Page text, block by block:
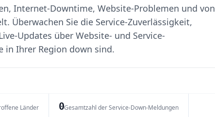
Internet-Downtime, Website-Problemen und von
Überwachen Sie die Service-Zuverlässigkeit,
Updates über Website- und Service-
in Ihrer Region down sind.
Länder 0Gesamtzahl der Service-Down-Meldungen